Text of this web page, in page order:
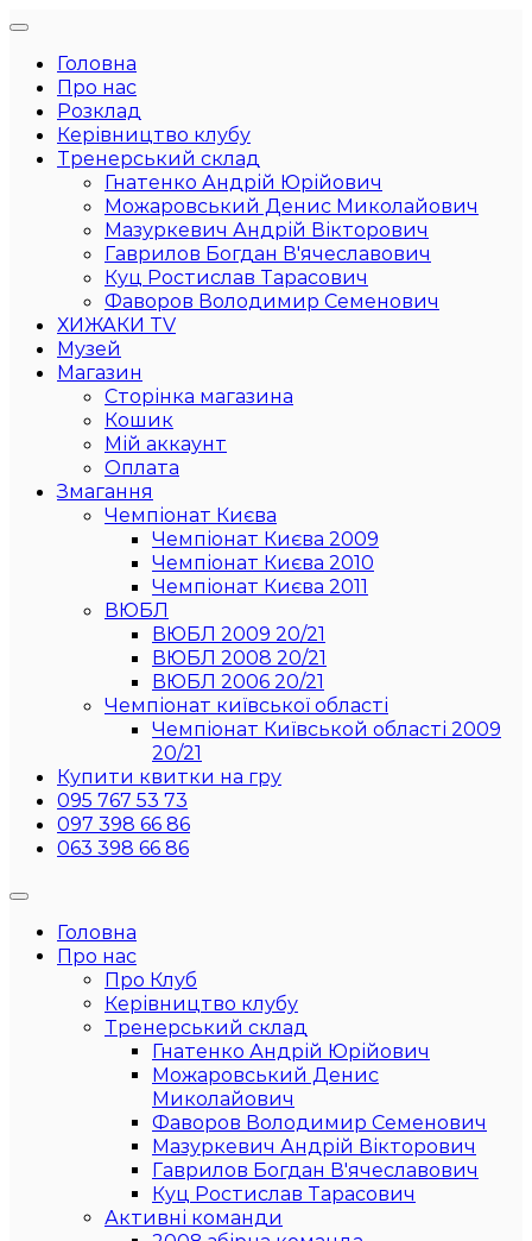
Головна
Про нас
Розклад
Керівництво клубу
Тренерський склад
Гнатенко Андрій Юрійович
Можаровський Денис Миколайович
Мазуркевич Андрій Вікторович
Гаврилов Богдан В'ячеславович
Куц Ростислав Тарасович
Фаворов Володимир Семенович
ХИЖАКИ TV
Музей
Магазин
Сторінка магазина
Кошик
Мій аккаунт
Оплата
Змагання
Чемпіонат Києва
Чемпіонат Києва 2009
Чемпіонат Києва 2010
Чемпіонат Києва 2011
ВЮБЛ
ВЮБЛ 2009 20/21
ВЮБЛ 2008 20/21
ВЮБЛ 2006 20/21
Чемпіонат київської області
Чемпіонат Київськой області 2009
20/21
Купити квитки на гру
095 767 53 73
097 398 66 86
063 398 66 86
Головна
Про нас
Про Клуб
Керівництво клубу
Тренерський склад
Гнатенко Андрій Юрійович
Можаровський Денис
Миколайович
Фаворов Володимир Семенович
Мазуркевич Андрій Вікторович
Гаврилов Богдан В'ячеславович
Куц Ростислав Тарасович
Активні команди